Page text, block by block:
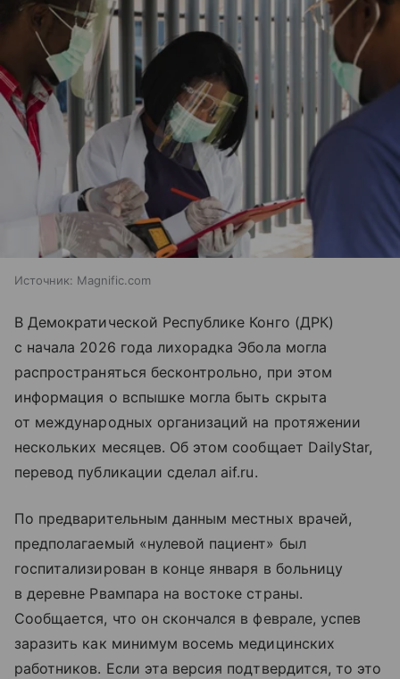
Источник: Magnific.com
В Демократической Республике Конго (ДРК)
с начала 2026 года лихорадка Эбола могла
распространяться бесконтрольно, при этом
информация о вспышке могла быть скрыта
от международных организаций на протяжении
нескольких месяцев. Об этом сообщает DailyStar,
перевод публикации сделал aif.ru.
По предварительным данным местных врачей,
предполагаемый «нулевой пациент» был
госпитализирован в конце января в больницу
в деревне Рвампара на востоке страны.
Сообщается, что он скончался в феврале, успев
заразить как минимум восемь медицинских
работников. Если эта версия подтвердится, то это